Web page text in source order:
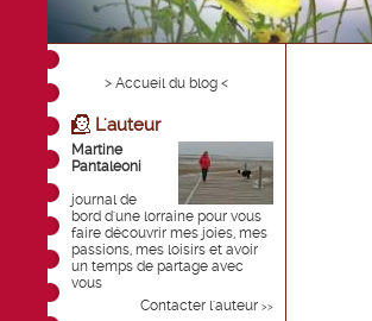
> Accueil du blog <
L'auteur
Martine
Pantaleoni
journal de
bord d'une lorraine pour vous
faire découvrir mes joies, mes
passions, mes loisirs et avoir
un temps de partage avec
vous
Contacter l'auteur >>